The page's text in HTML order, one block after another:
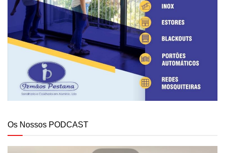
Os Nossos PODCAST